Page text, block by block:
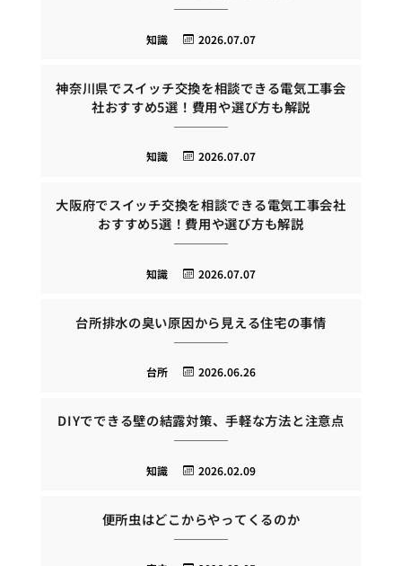
2026.07.07
知識
神奈川県でスイッチ交換を相談できる電気工事会
社おすすめ5選！費用や選び方も解説
2026.07.07
知識
大阪府でスイッチ交換を相談できる電気工事会社
おすすめ5選！費用や選び方も解説
2026.07.07
知識
台所排水の臭い原因から見える住宅の事情
2026.06.26
台所
DIYでできる壁の結露対策、手軽な方法と注意点
2026.02.09
知識
便所虫はどこからやってくるのか